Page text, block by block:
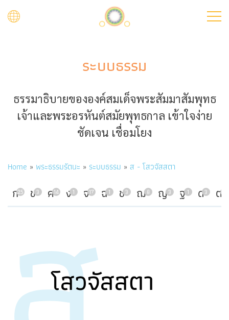
ระบบธรรม
ธรรมาธิบายขององค์สมเด็จพระสัมมาสัมพุทธ
เจ้าและพระอรหันต์สมัยพุทธกาล เข้าใจง่าย
ชัดเจน เชื่อมโยง
Breadcrumb
Home พระธรรมรัตนะ ระบบธรรม ส - โสวจัสสตา
ก25 ข3 ค14 ง1 จ17 ฉ1 ช3 ฌ8 ญ3 ฐ1 ด3 ต
โสวจัสสตา